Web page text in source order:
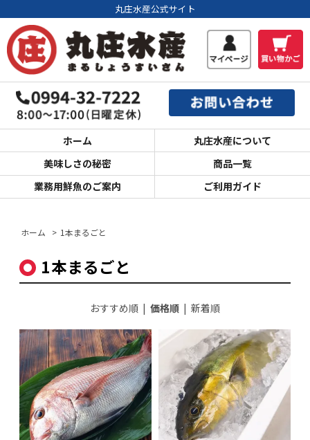
丸庄水産公式サイト
ホーム
丸庄水産について
美味しさの秘密
商品一覧
業務用鮮魚のご案内
ご利用ガイド
ホーム > 1本まるごと
1本まるごと
おすすめ順 | 価格順 | 新着順